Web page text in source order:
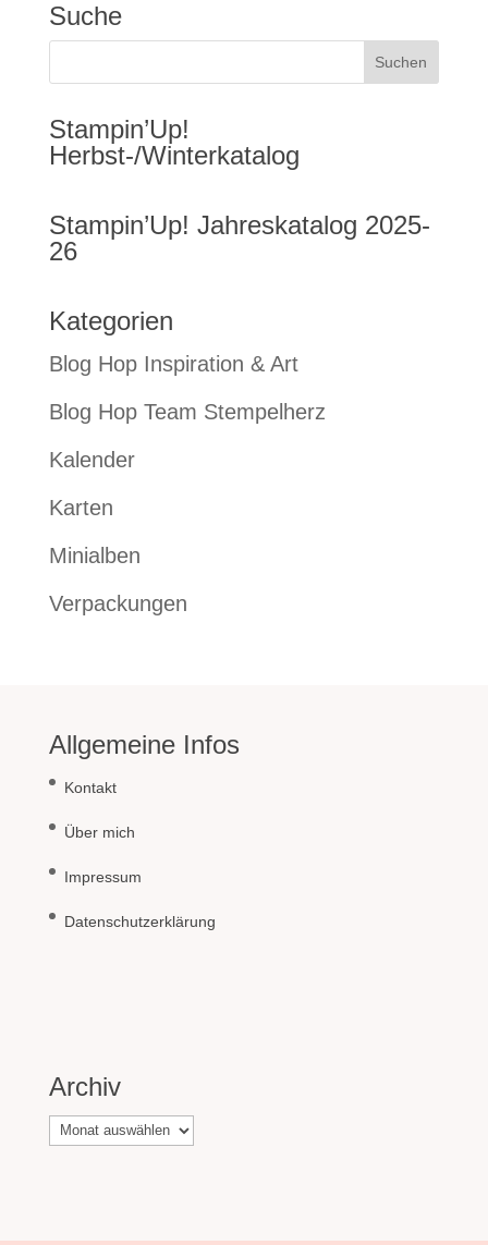
Suche
Stampin’Up!
Herbst-/Winterkatalog
Stampin’Up! Jahreskatalog 2025-
26
Kategorien
Blog Hop Inspiration & Art
Blog Hop Team Stempelherz
Kalender
Karten
Minialben
Verpackungen
Allgemeine Infos
Kontakt
Über mich
Impressum
Datenschutzerklärung
Archiv
Archiv